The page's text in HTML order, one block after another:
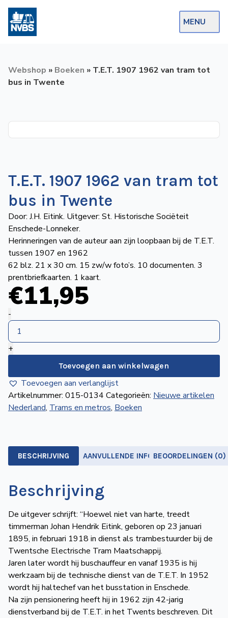
MENU
Op de Rails
Afdelingen
Ons
aanbod
Over
de
NVBS
Wegwijzer
Mijn
NVBS
Webshop » Boeken » T.E.T. 1907 1962 van tram tot
bus in Twente
T.E.T. 1907 1962 van tram tot
bus in Twente
Door: J.H. Eitink. Uitgever: St. Historische Sociëteit
Enschede-Lonneker.
Herinneringen van de auteur aan zijn loopbaan bij de T.E.T.
tussen 1907 en 1962
62 blz. 21 x 30 cm. 15 zw/w foto’s. 10 documenten. 3
prentbriefkaarten. 1 kaart.
€11,95
T.E.T.
1907
1962
van
tot
bus
in
Twente
-
+
Toevoegen aan winkelwagen
Toevoegen aan verlanglijst
Artikelnummer: 015-0134 Categorieën: Nieuwe artikelen
Nederland, Trams en metros, Boeken
BESCHRIJVING AANVULLENDE INFORMATIEBEOORDELINGEN (0)
Beschrijving
De uitgever schrijft: “Hoewel niet van harte, treedt
timmerman Johan Hendrik Eitink, geboren op 23 januari
1895, in februari 1918 in dienst als trambestuurder bij de
Twentsche Electrische Tram Maatschappij.
Jaren later wordt hij buschauffeur en vanaf 1935 is hij
werkzaam bij de technische dienst van de T.E.T. In 1952
wordt hij haltechef van het busstation in Enschede.
Na zijn pensionering heeft hij in 1962 zijn 42-jarig
dienstverband bij de T.E.T. in het Twents beschreven. Dit